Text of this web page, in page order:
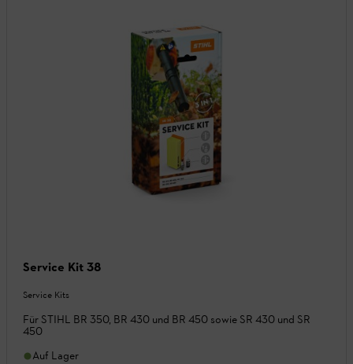
Service Kit 38
Service Kits
Für STIHL BR 350, BR 430 und BR 450 sowie SR 430 und SR
450
Auf Lager